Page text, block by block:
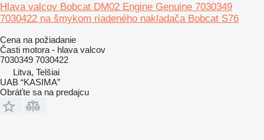
Hlava valcov Bobcat DM02 Engine Genuine 7030349
7030422 na šmykom riadeného nakladača Bobcat S76
Cena na požiadanie
Časti motora - hlava valcov
7030349 7030422
Litva, Telšiai
UAB “KASIMA”
Obráťte sa na predajcu